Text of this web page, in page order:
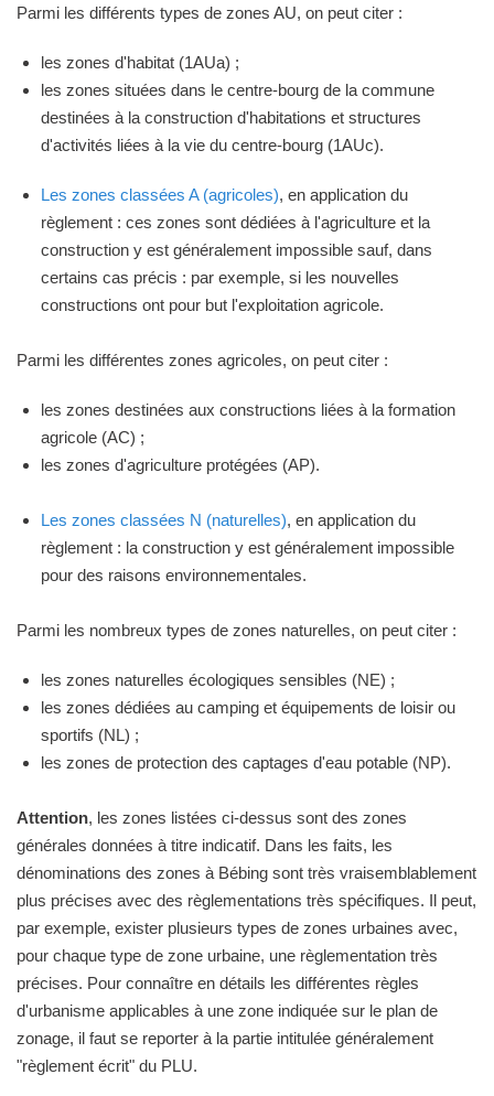
Parmi les différents types de zones AU, on peut citer :
les zones d'habitat (1AUa) ;
les zones situées dans le centre-bourg de la commune
destinées à la construction d'habitations et structures
d'activités liées à la vie du centre-bourg (1AUc).
Les zones classées A (agricoles), en application du
règlement : ces zones sont dédiées à l'agriculture et la
construction y est généralement impossible sauf, dans
certains cas précis : par exemple, si les nouvelles
constructions ont pour but l'exploitation agricole.
Parmi les différentes zones agricoles, on peut citer :
les zones destinées aux constructions liées à la formation
agricole (AC) ;
les zones d'agriculture protégées (AP).
Les zones classées N (naturelles), en application du
règlement : la construction y est généralement impossible
pour des raisons environnementales.
Parmi les nombreux types de zones naturelles, on peut citer :
les zones naturelles écologiques sensibles (NE) ;
les zones dédiées au camping et équipements de loisir ou
sportifs (NL) ;
les zones de protection des captages d'eau potable (NP).
Attention, les zones listées ci-dessus sont des zones
générales données à titre indicatif. Dans les faits, les
dénominations des zones à Bébing sont très vraisemblablement
plus précises avec des règlementations très spécifiques. Il peut,
par exemple, exister plusieurs types de zones urbaines avec,
pour chaque type de zone urbaine, une règlementation très
précises. Pour connaître en détails les différentes règles
d'urbanisme applicables à une zone indiquée sur le plan de
zonage, il faut se reporter à la partie intitulée généralement
"règlement écrit" du PLU.